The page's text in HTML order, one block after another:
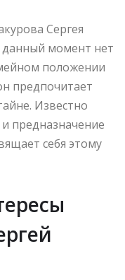
Сергея
момент нет
положении
предпочитает
Известно
и предназначение
себя этому